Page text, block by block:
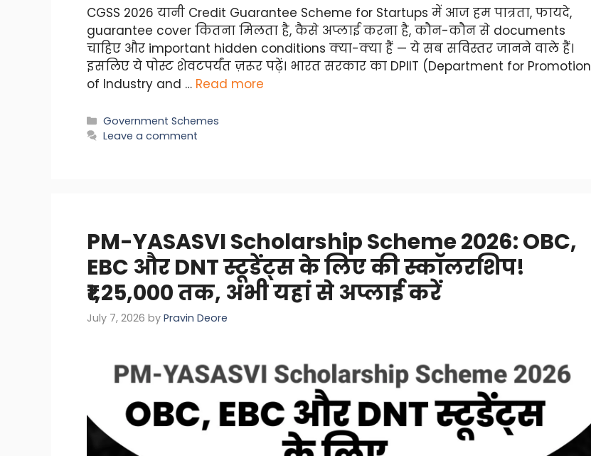
CGSS 2026 यानी Credit Guarantee Scheme for Startups में आज हम पात्रता, फायदे,
guarantee cover कितना मिलता है, कैसे अप्लाई करना है, कौन-कौन से documents
चाहिए और important hidden conditions क्या-क्या हैं — ये सब सविस्तर जानने वाले हैं।
इसलिए ये पोस्ट शेवटपर्यंत ज़रूर पढ़ें। भारत सरकार का DPIIT (Department for Promotion
of Industry and … Read more
Categories
Government Schemes
Leave a comment
PM-YASASVI Scholarship Scheme 2026: OBC,
EBC और DNT स्टूडेंट्स के लिए की स्कॉलरशिप!
₹1,25,000 तक, अभी यहां से अप्लाई करें
July 7, 2026 by Pravin Deore